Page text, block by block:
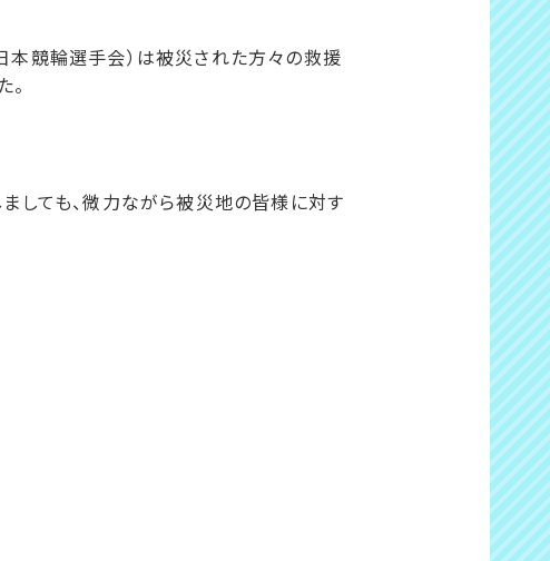
本競輪選手会）は被災された方々の救援
しても、微力ながら被災地の皆様に対す